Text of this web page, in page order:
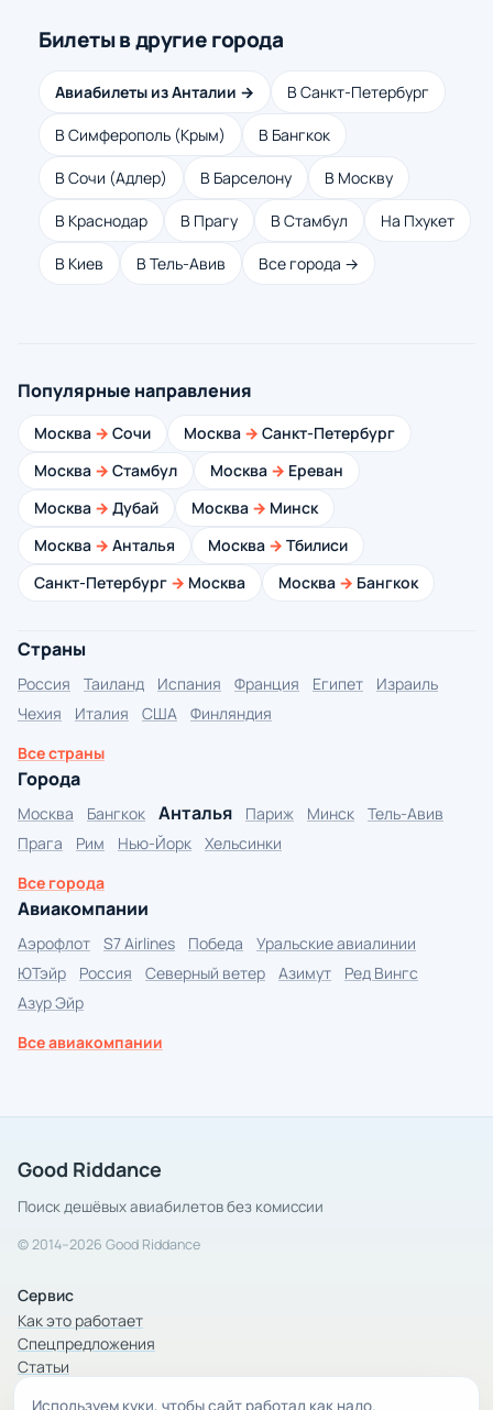
Билеты в другие города
Авиабилеты из Анталии → В Санкт-Петербург
В Симферополь (Крым) В Бангкок
В Сочи (Адлер) В Барселону В Москву
В Краснодар В Прагу В Стамбул На Пхукет
В Киев В Тель-Авив Все города →
Популярные направления
Москва → Сочи Москва → Санкт-Петербург
Москва → Стамбул Москва → Ереван
Москва → Дубай Москва → Минск
Москва → Анталья Москва → Тбилиси
Санкт-Петербург → Москва Москва → Бангкок
Страны
Россия Таиланд Испания Франция Египет
Израиль
Чехия
Италия США
Финляндия
Все страны
Города
Москва Бангкок Анталья Париж Минск
Тель-Авив
Прага
Рим Нью-Йорк
Хельсинки
Все города
Авиакомпании
Аэрофлот S7 Airlines Победа
Уральские авиалинии
ЮТэйр
Россия Северный ветер Азимут
Ред Вингс
Азур Эйр
Все авиакомпании
Good Riddance
Поиск дешёвых авиабилетов без комиссии
© 2014–2026 Good Riddance
Сервис
Как это работает
Спецпредложения
Статьи
Используем куки, чтобы сайт работал как надо.